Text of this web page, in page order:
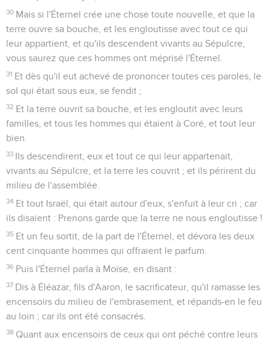
30 Mais si l'Éternel crée une chose toute nouvelle, et que la
terre ouvre sa bouche, et les engloutisse avec tout ce qui
leur appartient, et qu'ils descendent vivants au Sépulcre,
vous saurez que ces hommes ont méprisé l'Éternel.
31 Et dès qu'il eut achevé de prononcer toutes ces paroles, le
sol qui était sous eux, se fendit ;
32 Et la terre ouvrit sa bouche, et les engloutit avec leurs
familles, et tous les hommes qui étaient à Coré, et tout leur
bien.
33 Ils descendirent, eux et tout ce qui leur appartenait,
vivants au Sépulcre, et la terre les couvrit ; et ils périrent du
milieu de l'assemblée.
34 Et tout Israël, qui était autour d'eux, s'enfuit à leur cri ; car
ils disaient : Prenons garde que la terre ne nous engloutisse !
35 Et un feu sortit, de la part de l'Éternel, et dévora les deux
cent cinquante hommes qui offraient le parfum.
36 Puis l'Éternel parla à Moïse, en disant :
37 Dis à Éléazar, fils d'Aaron, le sacrificateur, qu'il ramasse les
encensoirs du milieu de l'embrasement, et répands-en le feu
au loin ; car ils ont été consacrés.
38 Quant aux encensoirs de ceux qui ont péché contre leurs